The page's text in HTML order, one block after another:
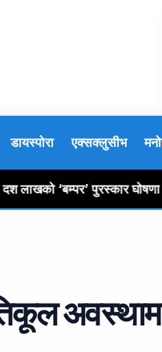
डायस्पोरा एक्सक्लुसीभ
‘बम्पर’ पुरस्कार घोषणा
अवस्थामा